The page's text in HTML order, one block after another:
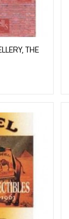
THE